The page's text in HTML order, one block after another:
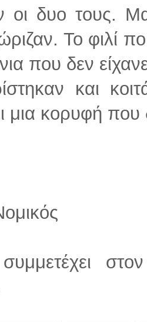
οι δυο τους.
Το φιλί
που δεν
και
μια κορυφή